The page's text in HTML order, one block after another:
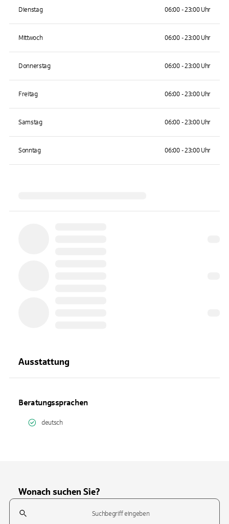
Dienstag 06:00 - 23:00 Uhr
Mittwoch 06:00 - 23:00 Uhr
Donnerstag 06:00 - 23:00 Uhr
Freitag 06:00 - 23:00 Uhr
Samstag 06:00 - 23:00 Uhr
Sonntag 06:00 - 23:00 Uhr
Ausstattung
Beratungssprachen
deutsch
Wonach suchen Sie?
Suchfeld